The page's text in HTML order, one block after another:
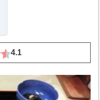
4.1